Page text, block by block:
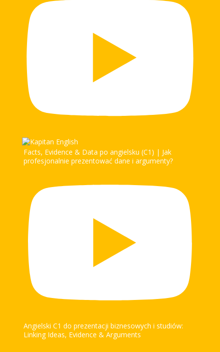
Facts, Evidence & Data po angielsku (C1) | Jak
profesjonalnie prezentować dane i argumenty?
Angielski C1 do prezentacji biznesowych i studiów:
Linking Ideas, Evidence & Arguments